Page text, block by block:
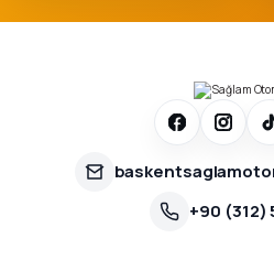
+90 (312)